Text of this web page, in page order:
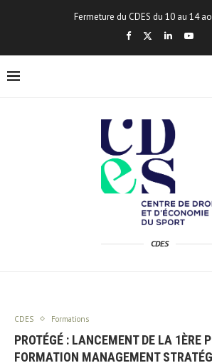
Fermeture du CDES du 10 au 14
CDES
CDES Formations
PROTÉGÉ : LANCEMENT DE LA 1ÈRE
FORMATION MANAGEMENT